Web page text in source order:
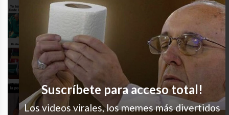
Sí soy
Mi orgullo
La historia de todos los días
Suscríbete para acceso total!
Los videos virales, los memes más divertidos